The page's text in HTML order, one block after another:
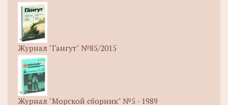
Журнал "Гангут" №85/2015
Журнал "Морской сборник" №5 - 1989